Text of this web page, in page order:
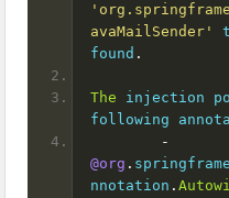
avaMailSender'
found .
The injection
following
-
@org .
nnotation .